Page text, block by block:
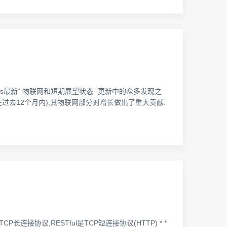
新“ 物联网和短期展望状态 ”更新中的众多发现之
去12个月内),其物联网部分对增长做出了重大贡献.
长连接协议,RESTful是TCP短连接协议(HTTP) * *